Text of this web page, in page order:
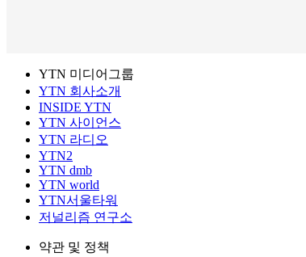
YTN 미디어그룹
YTN 회사소개
INSIDE YTN
YTN 사이언스
YTN 라디오
YTN2
YTN dmb
YTN world
YTN서울타워
저널리즘 연구소
약관 및 정책